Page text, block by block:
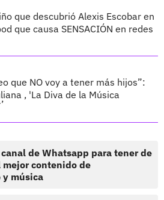
que descubrió Alexis Escobar en
que causa SENSACIÓN en redes
que NO voy a tener más hijos”:
, 'La Diva de la Música
de Whatsapp para tener de
mejor contenido de
música